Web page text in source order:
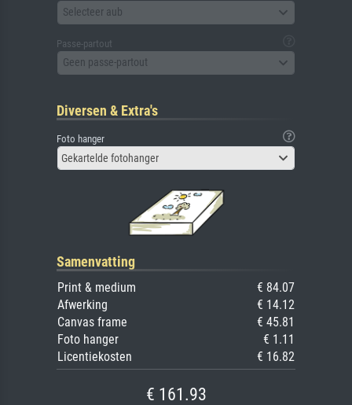
Selecteer aub
Passe-partout
Geen passe-partout
Diversen & Extra's
Foto hanger
Gekartelde fotohanger
Samenvatting
Print & medium
€ 84.07
Afwerking
€ 14.12
Canvas frame
€ 45.81
Foto hanger
€ 1.11
Licentiekosten
€ 16.82
€ 161.93